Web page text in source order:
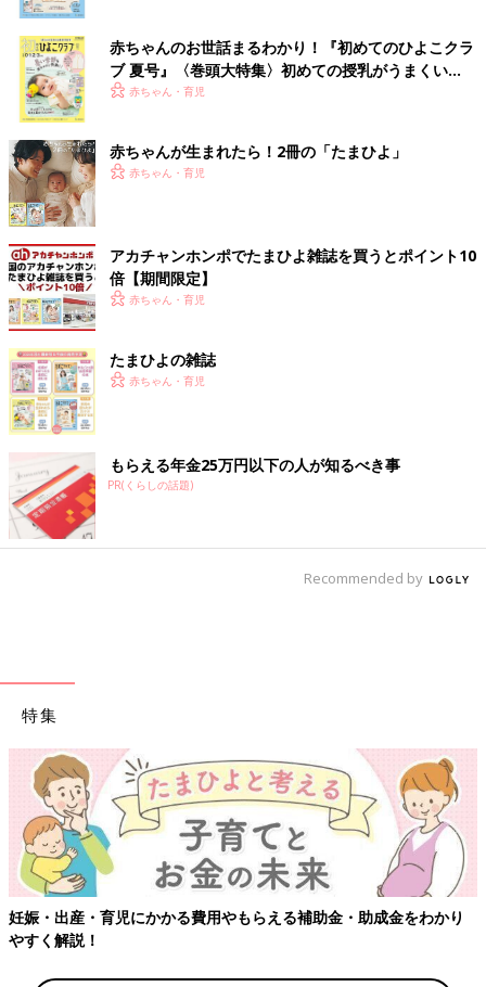
赤ちゃんのお世話まるわかり！『初めてのひよこクラ
ブ 夏号』〈巻頭大特集〉初めての授乳がうまくい
く！ おっぱい・ミルクの基本と夏のトラブル 解決テ
赤ちゃん・育児
赤ちゃんが生まれたら！2冊の「たまひよ」
赤ちゃん・育児
アカチャンホンポでたまひよ雑誌を買うとポイント10
倍【期間限定】
赤ちゃん・育児
たまひよの雑誌
赤ちゃん・育児
もらえる年金25万円以下の人が知るべき事
PR(くらしの話題)
Recommended by
特集
【ワクチン接種できるものも】妊婦の感染症対策、知っておいて！